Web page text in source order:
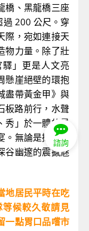
橋、黑龍橋三座
過 200 公尺。穿
際，宛如連接天
物力量。除了壯
」更是人文亮
懸崖絕壁的環抱
盡帶黃金甲》與
板路前行，水聲
秀」於一體的景
無論是攝影愛
谷幽邃的震撼魅
地居民平時在吃
候較久敬請見
一點胃口品嚐市
諮詢